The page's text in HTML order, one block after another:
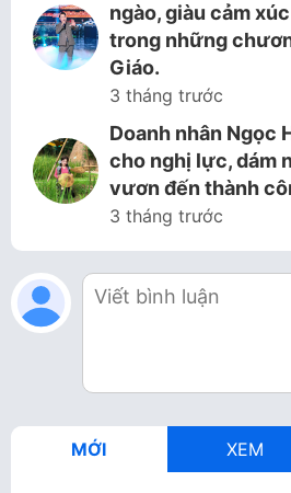
ngào, giàu cảm
trong những
Giáo.
3 tháng trước
Doanh nhân Ngọc
cho nghị lực, dám
vươn đến thành
3 tháng trước
MỚI XEM